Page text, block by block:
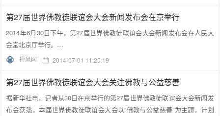
第27届世界佛教徒联谊会大会新闻发布会在京举行
2014年6月30日下午，第27届世界佛教徒联谊会大会新闻发布会在人民大
会堂北京厅举行。…
禅风网 2014-07-01 11:20:19
第27届世界佛教徒联谊会大会关注佛教与公益慈善
据新华社电，记者从30日在京举行的第27届世界佛教徒联谊会大会新闻发
布会获悉，本届世界佛教徒联谊会大会以“佛教与公益慈善”为主题，计划